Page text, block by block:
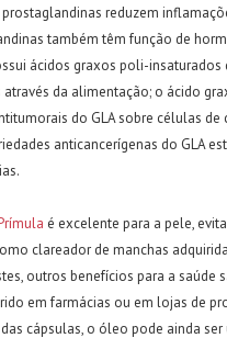
reduzem
também têm função de
ácidos graxos poli-
da alimentação; o ácido
do GLA sobre células de
anticancerígenas do GLA
é excelente para a pele,
clareador de manchas
outros benefícios para a saúde
em farmácias ou em lojas de
cápsulas, o óleo pode ainda